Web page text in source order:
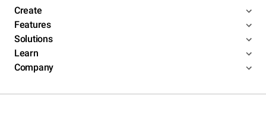
Create
Features
Solutions
Learn
Company